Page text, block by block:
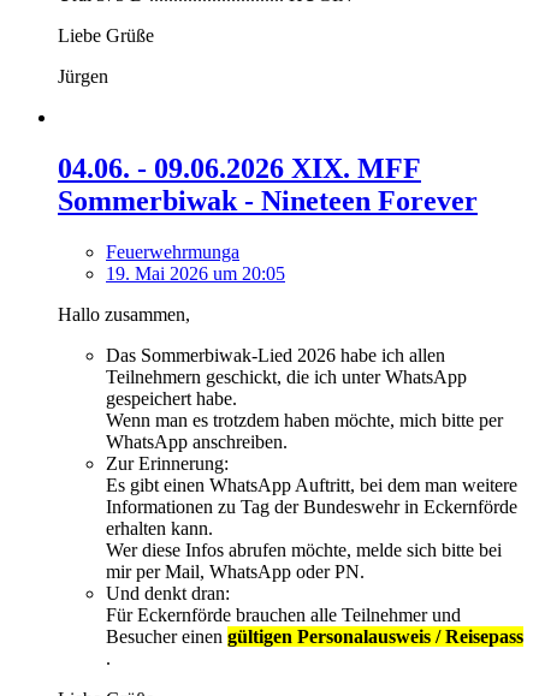
Liebe Grüße
Jürgen
04.06. - 09.06.2026 XIX. MFF
Sommerbiwak - Nineteen Forever
Feuerwehrmunga
19. Mai 2026 um 20:05
Hallo zusammen,
Das Sommerbiwak-Lied 2026 habe ich allen
Teilnehmern geschickt, die ich unter WhatsApp
gespeichert habe.
Wenn man es trotzdem haben möchte, mich bitte per
WhatsApp anschreiben.
Zur Erinnerung:
Es gibt einen WhatsApp Auftritt, bei dem man weitere
Informationen zu Tag der Bundeswehr in Eckernförde
erhalten kann.
Wer diese Infos abrufen möchte, melde sich bitte bei
mir per Mail, WhatsApp oder PN.
Und denkt dran:
Für Eckernförde brauchen alle Teilnehmer und
Besucher einen gültigen Personalausweis / Reisepass
.